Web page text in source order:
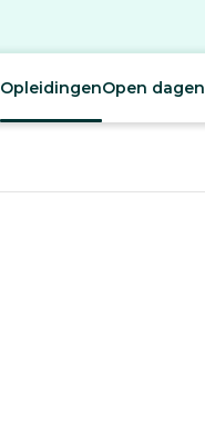
OpleidingenOpen dagen